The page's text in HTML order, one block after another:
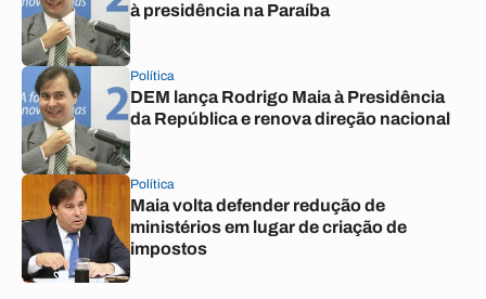
à presidência na Paraíba
Política
DEM lança Rodrigo Maia à Presidência
da República e renova direção nacional
Política
Maia volta defender redução de
ministérios em lugar de criação de
impostos